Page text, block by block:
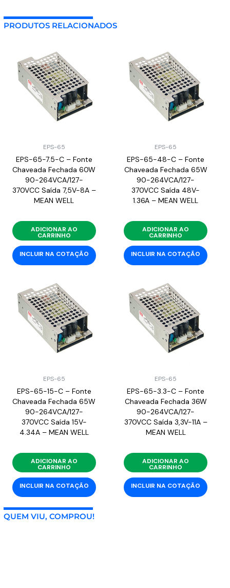
PRODUTOS RELACIONADOS
EPS-65
EPS-65-7.5-C – Fonte
Chaveada Fechada 60W
90-264VCA/127-
370VCC Saída 7,5V-8A –
MEAN WELL
ADICIONAR AO
CARRINHO
INCLUIR NA COTAÇÃO
EPS-65
EPS-65-48-C – Fonte
Chaveada Fechada 65W
90-264VCA/127-
370VCC Saída 48V-
1.36A – MEAN WELL
ADICIONAR AO
CARRINHO
INCLUIR NA COTAÇÃO
EPS-65
EPS-65-15-C – Fonte
Chaveada Fechada 65W
90-264VCA/127-
370VCC Saída 15V-
4.34A – MEAN WELL
ADICIONAR AO
CARRINHO
INCLUIR NA COTAÇÃO
EPS-65
EPS-65-3.3-C – Fonte
Chaveada Fechada 36W
90-264VCA/127-
370VCC Saída 3,3V-11A –
MEAN WELL
ADICIONAR AO
CARRINHO
INCLUIR NA COTAÇÃO
QUEM VIU, COMPROU!